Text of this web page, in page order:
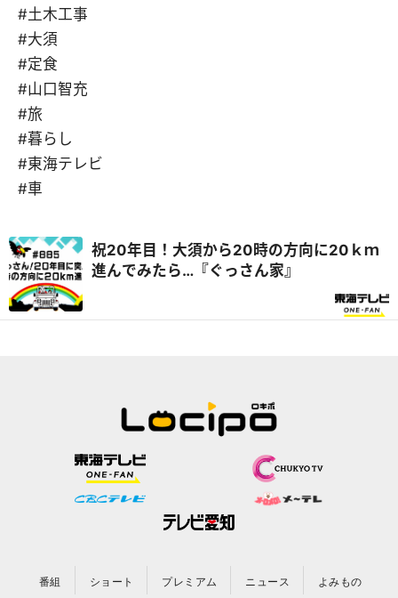
#土木工事
#大須
#定食
#山口智充
#旅
#暮らし
#東海テレビ
#車
祝20年目！大須から20時の方向に20ｋｍ
進んでみたら…『ぐっさん家』
番組 ショート プレミアム ニュース よみもの